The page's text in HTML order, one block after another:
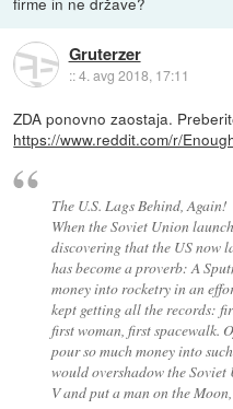
Gruterzer
::4. avg 2018, 17:11
ZDA ponovno zaostaja.
https://www.reddit.com/r/
The U.S. Lags Behind, Again!
When the Soviet Union
discovering that the US now
has become a proverb: A
money into rocketry in an
kept getting all the records:
first woman, first spacewalk.
pour so much money into
would overshadow the
V and put a man on the